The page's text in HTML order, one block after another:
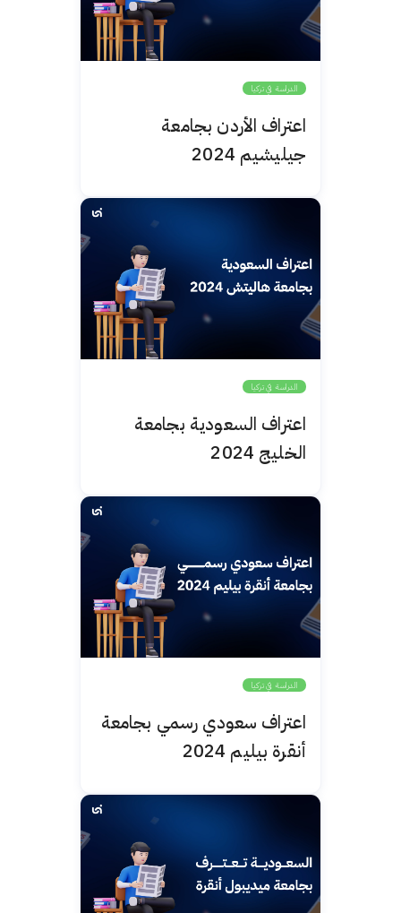
الدراسة في تركيا
اعتراف الأردن بجامعة
جيليشيم 2024
الدراسة في تركيا
اعتراف السعودية بجامعة
الخليج 2024
الدراسة في تركيا
اعتراف سعودي رسمي بجامعة
أنقرة بيليم 2024